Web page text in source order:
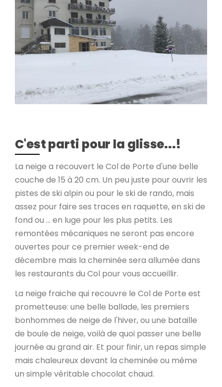
C'est parti pour la glisse...!
La neige a recouvert le Col de Porte d'une belle
couche de 15 à 20 cm. Un peu juste pour ouvrir les
pistes de ski alpin ou pour le ski de rando, mais
assez pour faire ses traces en raquette, en ski de
fond ou ... en luge pour les plus petits. Les
remontées mécaniques ne seront pas encore
ouvertes pour ce premier week-end de
décembre mais la cheminée sera allumée dans
les restaurants du Col pour vous accueillir.
La neige fraiche qui recouvre le Col de Porte est
prometteuse: une belle ballade, les premiers
bonhommes de neige de l'hiver, ou une bataille
de boule de neige, voilà de quoi passer une belle
journée au grand air. Et pour finir, un repas simple
mais chaleureux devant la cheminée ou même
un simple véritable chocolat chaud.